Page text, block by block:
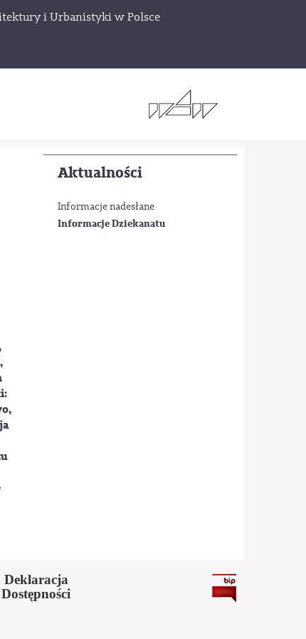
i Urbanistyki w Polsce
Aktualności
Informacje nadesłane
Informacje Dziekanatu
Deklaracja
Dostępności